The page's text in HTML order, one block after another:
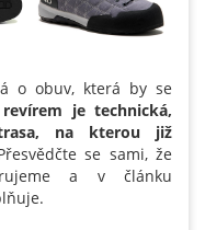
o obuv, která by se
revírem je technická,
na kterou již
se sami, že
a v článku